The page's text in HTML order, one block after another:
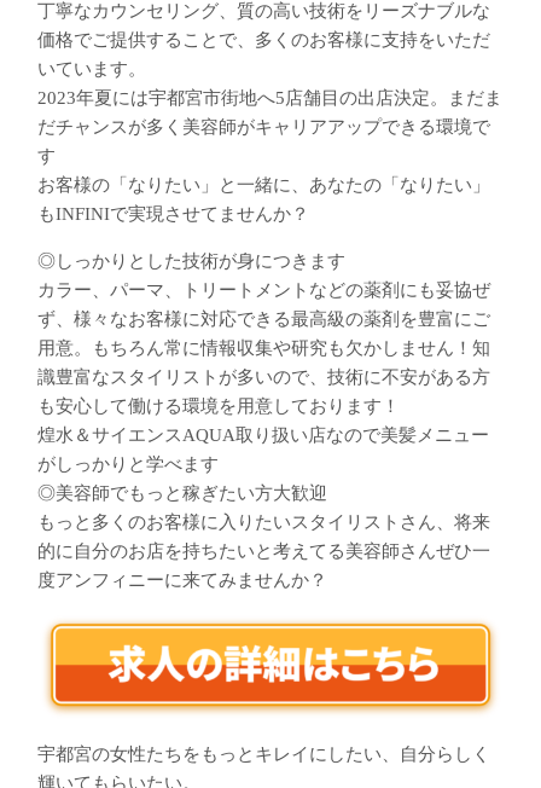
丁寧なカウンセリング、質の高い技術をリーズナブルな
価格でご提供することで、多くのお客様に支持をいただ
いています。
2023年夏には宇都宮市街地へ5店舗目の出店決定。まだま
だチャンスが多く美容師がキャリアアップできる環境で
す
お客様の「なりたい」と一緒に、あなたの「なりたい」
もINFINIで実現させてませんか？
◎しっかりとした技術が身につきます
カラー、パーマ、トリートメントなどの薬剤にも妥協ぜ
ず、様々なお客様に対応できる最高級の薬剤を豊富にご
用意。もちろん常に情報収集や研究も欠かしません！知
識豊富なスタイリストが多いので、技術に不安がある方
も安心して働ける環境を用意しております！
煌水＆サイエンスAQUA取り扱い店なので美髪メニュー
がしっかりと学べます
◎美容師でもっと稼ぎたい方大歓迎
もっと多くのお客様に入りたいスタイリストさん、将来
的に自分のお店を持ちたいと考えてる美容師さんぜひ一
度アンフィニーに来てみませんか？
宇都宮の女性たちをもっとキレイにしたい、自分らしく
輝いてもらいたい。